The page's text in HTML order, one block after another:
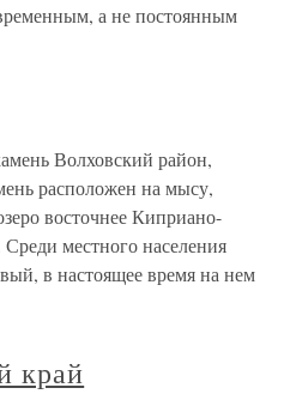
а не постоянным
Волховский район,
расположен на мысу,
восточнее Киприано-
местного населения
в настоящее время на нем
край